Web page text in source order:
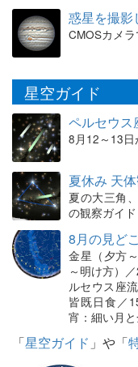
惑星を撮影
CMOSカメ
星空ガイド
ペルセウス
8月12～13日
夏休み 天
夏の大三角
の観察ガイド
8月の見ど
金星（夕方
～明け方）
ルセウス座
皆既日食／
宵：細い月
「星空ガイド 」や「